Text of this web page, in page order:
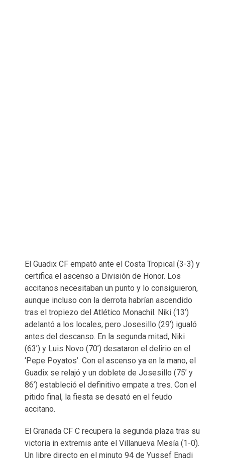
El Guadix CF empató ante el Costa Tropical (3-3) y
certifica el ascenso a División de Honor. Los
accitanos necesitaban un punto y lo consiguieron,
aunque incluso con la derrota habrían ascendido
tras el tropiezo del Atlético Monachil. Niki (13’)
adelantó a los locales, pero Josesillo (29’) igualó
antes del descanso. En la segunda mitad, Niki
(63’) y Luis Novo (70’) desataron el delirio en el
‘Pepe Poyatos’. Con el ascenso ya en la mano, el
Guadix se relajó y un doblete de Josesillo (75’ y
86’) estableció el definitivo empate a tres. Con el
pitido final, la fiesta se desató en el feudo
accitano.
El Granada CF C recupera la segunda plaza tras su
victoria in extremis ante el Villanueva Mesía (1-0).
Un libre directo en el minuto 94 de Yussef Enadi